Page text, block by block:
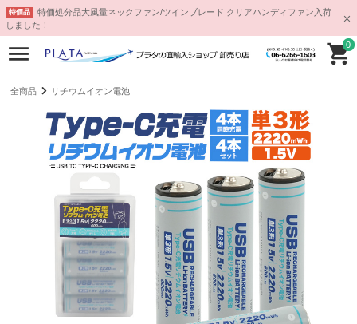
特価品
特価処分品大風量ネックファン/ツインブレード クリアハンディファン入荷
しました！
0
全商品 リチウムイオン電池